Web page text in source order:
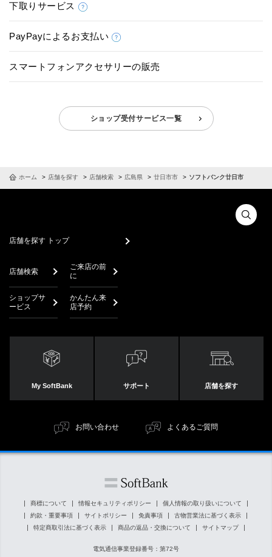
下取りサービス
PayPayによるお支払い
スマートフォンアクセサリーの販売
ショップ受付サービス一覧
ホーム 店舗を探す 店舗検索 広島県 廿日市市 ソフトバンク廿日市
店舗を探す トップ
店舗検索
ご来店の前
に
ショップサ
ービス
かんたん来
店予約
My SoftBank サポート 店舗を探す
お問い合わせ よくあるご質問
商標について 情報セキュリティポリシー
個人情報の取り扱いについて
約款・重要事項
サイトポリシー 免責事項
古物営業法に基づく表示
特定商取引法に基づく表示
商品の返品・交換について サイトマップ
電気通信事業登録番号：第72号